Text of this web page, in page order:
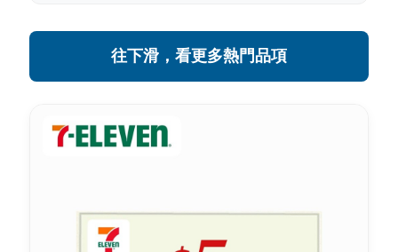
往下滑，看更多熱門品項